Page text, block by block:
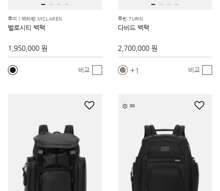
투미 I 맥라렌 MCLAREN
벨로시티 백팩
1,950,000 원
비교
투린 TURIN
다비드 백팩
2,700,000 원
1 비교
3D